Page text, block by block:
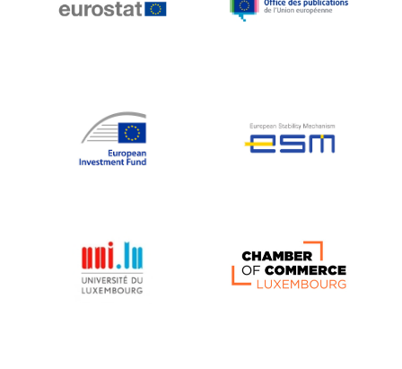
Mireille Delmas-Marty
Nobuo Tanaka
Patrizia Nanz